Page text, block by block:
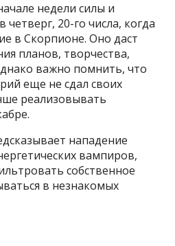
недели силы и
четверг, 20-го числа, когда
в Скорпионе. Оно даст
планов, творчества,
важно помнить, что
еще не сдал своих
реализовывать
нападение
вампиров,
собственное
в незнакомых